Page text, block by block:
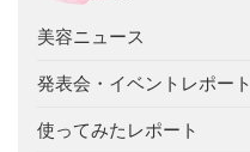
美容ニュース
発表会・イベントレポート
使ってみたレポート